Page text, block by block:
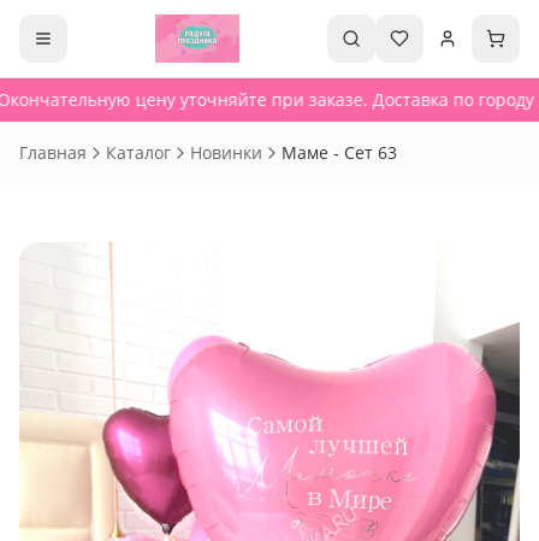
цену уточняйте при заказе. Доставка по городу
Главная Каталог Новинки Маме - Сет 63